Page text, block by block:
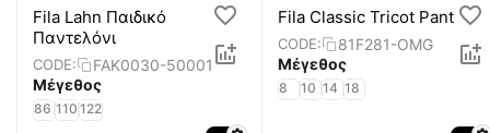
Fila Lahn Παιδικό
Παντελόνι
CODE:
FAK0030-50001
Μέγεθος
86 110 122
Fila Classic Tricot Pant
CODE:
81F281-OMG
Μέγεθος
8 10 14 18